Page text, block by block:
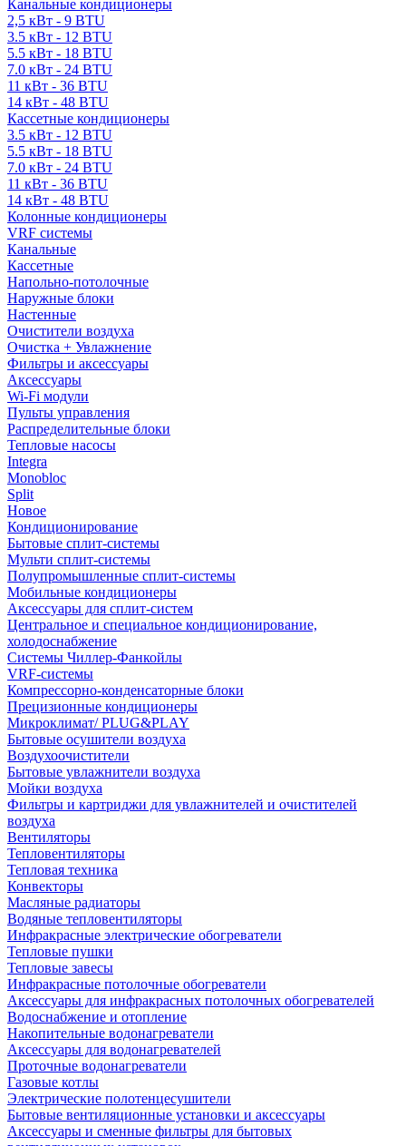
Канальные кондиционеры
2,5 кВт - 9 BTU
3.5 кВт - 12 BTU
5.5 кВт - 18 BTU
7.0 кВт - 24 BTU
11 кВт - 36 BTU
14 кВт - 48 BTU
Кассетные кондиционеры
3.5 кВт - 12 BTU
5.5 кВт - 18 BTU
7.0 кВт - 24 BTU
11 кВт - 36 BTU
14 кВт - 48 BTU
Колонные кондиционеры
VRF системы
Канальные
Кассетные
Напольно-потолочные
Наружные блоки
Настенные
Очистители воздуха
Очистка + Увлажнение
Фильтры и аксессуары
Аксессуары
Wi-Fi модули
Пульты управления
Распределительные блоки
Тепловые насосы
Integra
Monobloc
Split
Новое
Кондиционирование
Бытовые сплит-системы
Мульти сплит-системы
Полупромышленные сплит-системы
Мобильные кондиционеры
Аксессуары для сплит-систем
Центральное и специальное кондиционирование,
холодоснабжение
Системы Чиллер-Фанкойлы
VRF-системы
Компрессорно-конденсаторные блоки
Прецизионные кондиционеры
Микроклимат/ PLUG&PLAY
Бытовые осушители воздуха
Воздухоочистители
Бытовые увлажнители воздуха
Мойки воздуха
Фильтры и картриджи для увлажнителей и очистителей
воздуха
Вентиляторы
Тепловентиляторы
Тепловая техника
Конвекторы
Масляные радиаторы
Водяные тепловентиляторы
Инфракрасные электрические обогреватели
Тепловые пушки
Тепловые завесы
Инфракрасные потолочные обогреватели
Аксессуары для инфракрасных потолочных обогревателей
Водоснабжение и отопление
Накопительные водонагреватели
Аксессуары для водонагревателей
Проточные водонагреватели
Газовые котлы
Электрические полотенцесушители
Бытовые вентиляционные установки и аксессуары
Аксессуары и сменные фильтры для бытовых